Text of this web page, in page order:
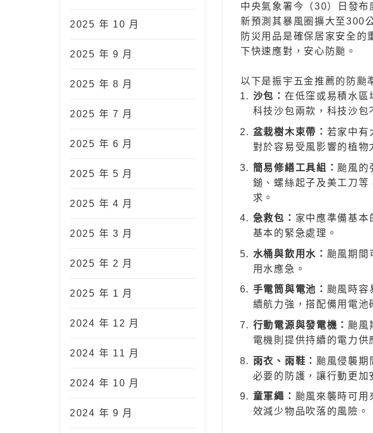
2025 年 10 月
2025 年 9 月
2025 年 8 月
2025 年 7 月
2025 年 6 月
2025 年 5 月
2025 年 4 月
2025 年 3 月
2025 年 2 月
2025 年 1 月
2024 年 12 月
2024 年 11 月
2024 年 10 月
2024 年 9 月
中央氣象署今（30）日發
新預測其暴風圈擴大至300
防災用品是確保居家安全的
下快速應對，安心防颱。
以下是振宇五金推薦的防颱
沙包： 在低窪或易積水區
科技沙包兩款，科技沙包
盆栽樹木束帶： 若家中有
對於容易受風影響的植物
簡易修繕工具組： 颱風的
鎚、螺絲起子及美工刀
求。
急救包： 家中應準備基本
基本的緊急處理。
水桶與飲用水： 颱風期間
用水應急。
手電筒與電池： 颱風時容
續航力強，搭配備用電池
行動電源與發電機： 颱風
電機則提供持續的電力供
雨衣、雨鞋： 颱風侵襲期
必要的防護，讓行動更加
童軍繩： 颱風來襲時可用
效減少物品吹落的風險。